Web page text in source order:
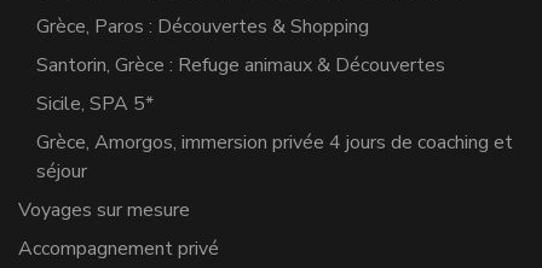
Grèce, Paros : Découvertes & Shopping
Santorin, Grèce : Refuge animaux & Découvertes
Sicile, SPA 5*
Grèce, Amorgos, immersion privée 4 jours de coaching et
séjour
Voyages sur mesure
Accompagnement privé